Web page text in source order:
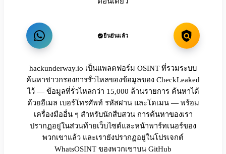
ยืนยันแล้ว
hackunderway.io เป็นแพลตฟอร์ม OSINT ที่รวมระบบ
ค้นหาข่าวกรองการรั่วไหลของข้อมูลของ CheckLeaked
ไว้ — ข้อมูลที่รั่วไหลกว่า 15,000 ล้านรายการ ค้นหาได้
ด้วยอีเมล เบอร์โทรศัพท์ รหัสผ่าน และโดเมน — พร้อม
เครื่องมืออื่น ๆ สำหรับนักสืบสวน การค้นหาของเรา
ปรากฏอยู่ในส่วนท้ายเว็บไซต์และหน้าพาร์ทเนอร์ของ
พวกเขาแล้ว และเรายังปรากฏอยู่ในโปรเจกต์
WhatsOSINT ของพวกเขาบน GitHub